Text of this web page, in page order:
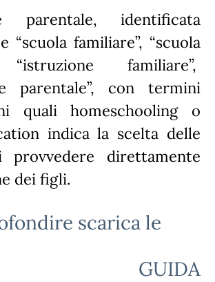
parentale, identificata
“scuola familiare”, “scuola
“istruzione familiare”,
parentale”, con termini
quali homeschooling o
indica la scelta delle
provvedere direttamente
dei figli.
scarica le
GUIDA